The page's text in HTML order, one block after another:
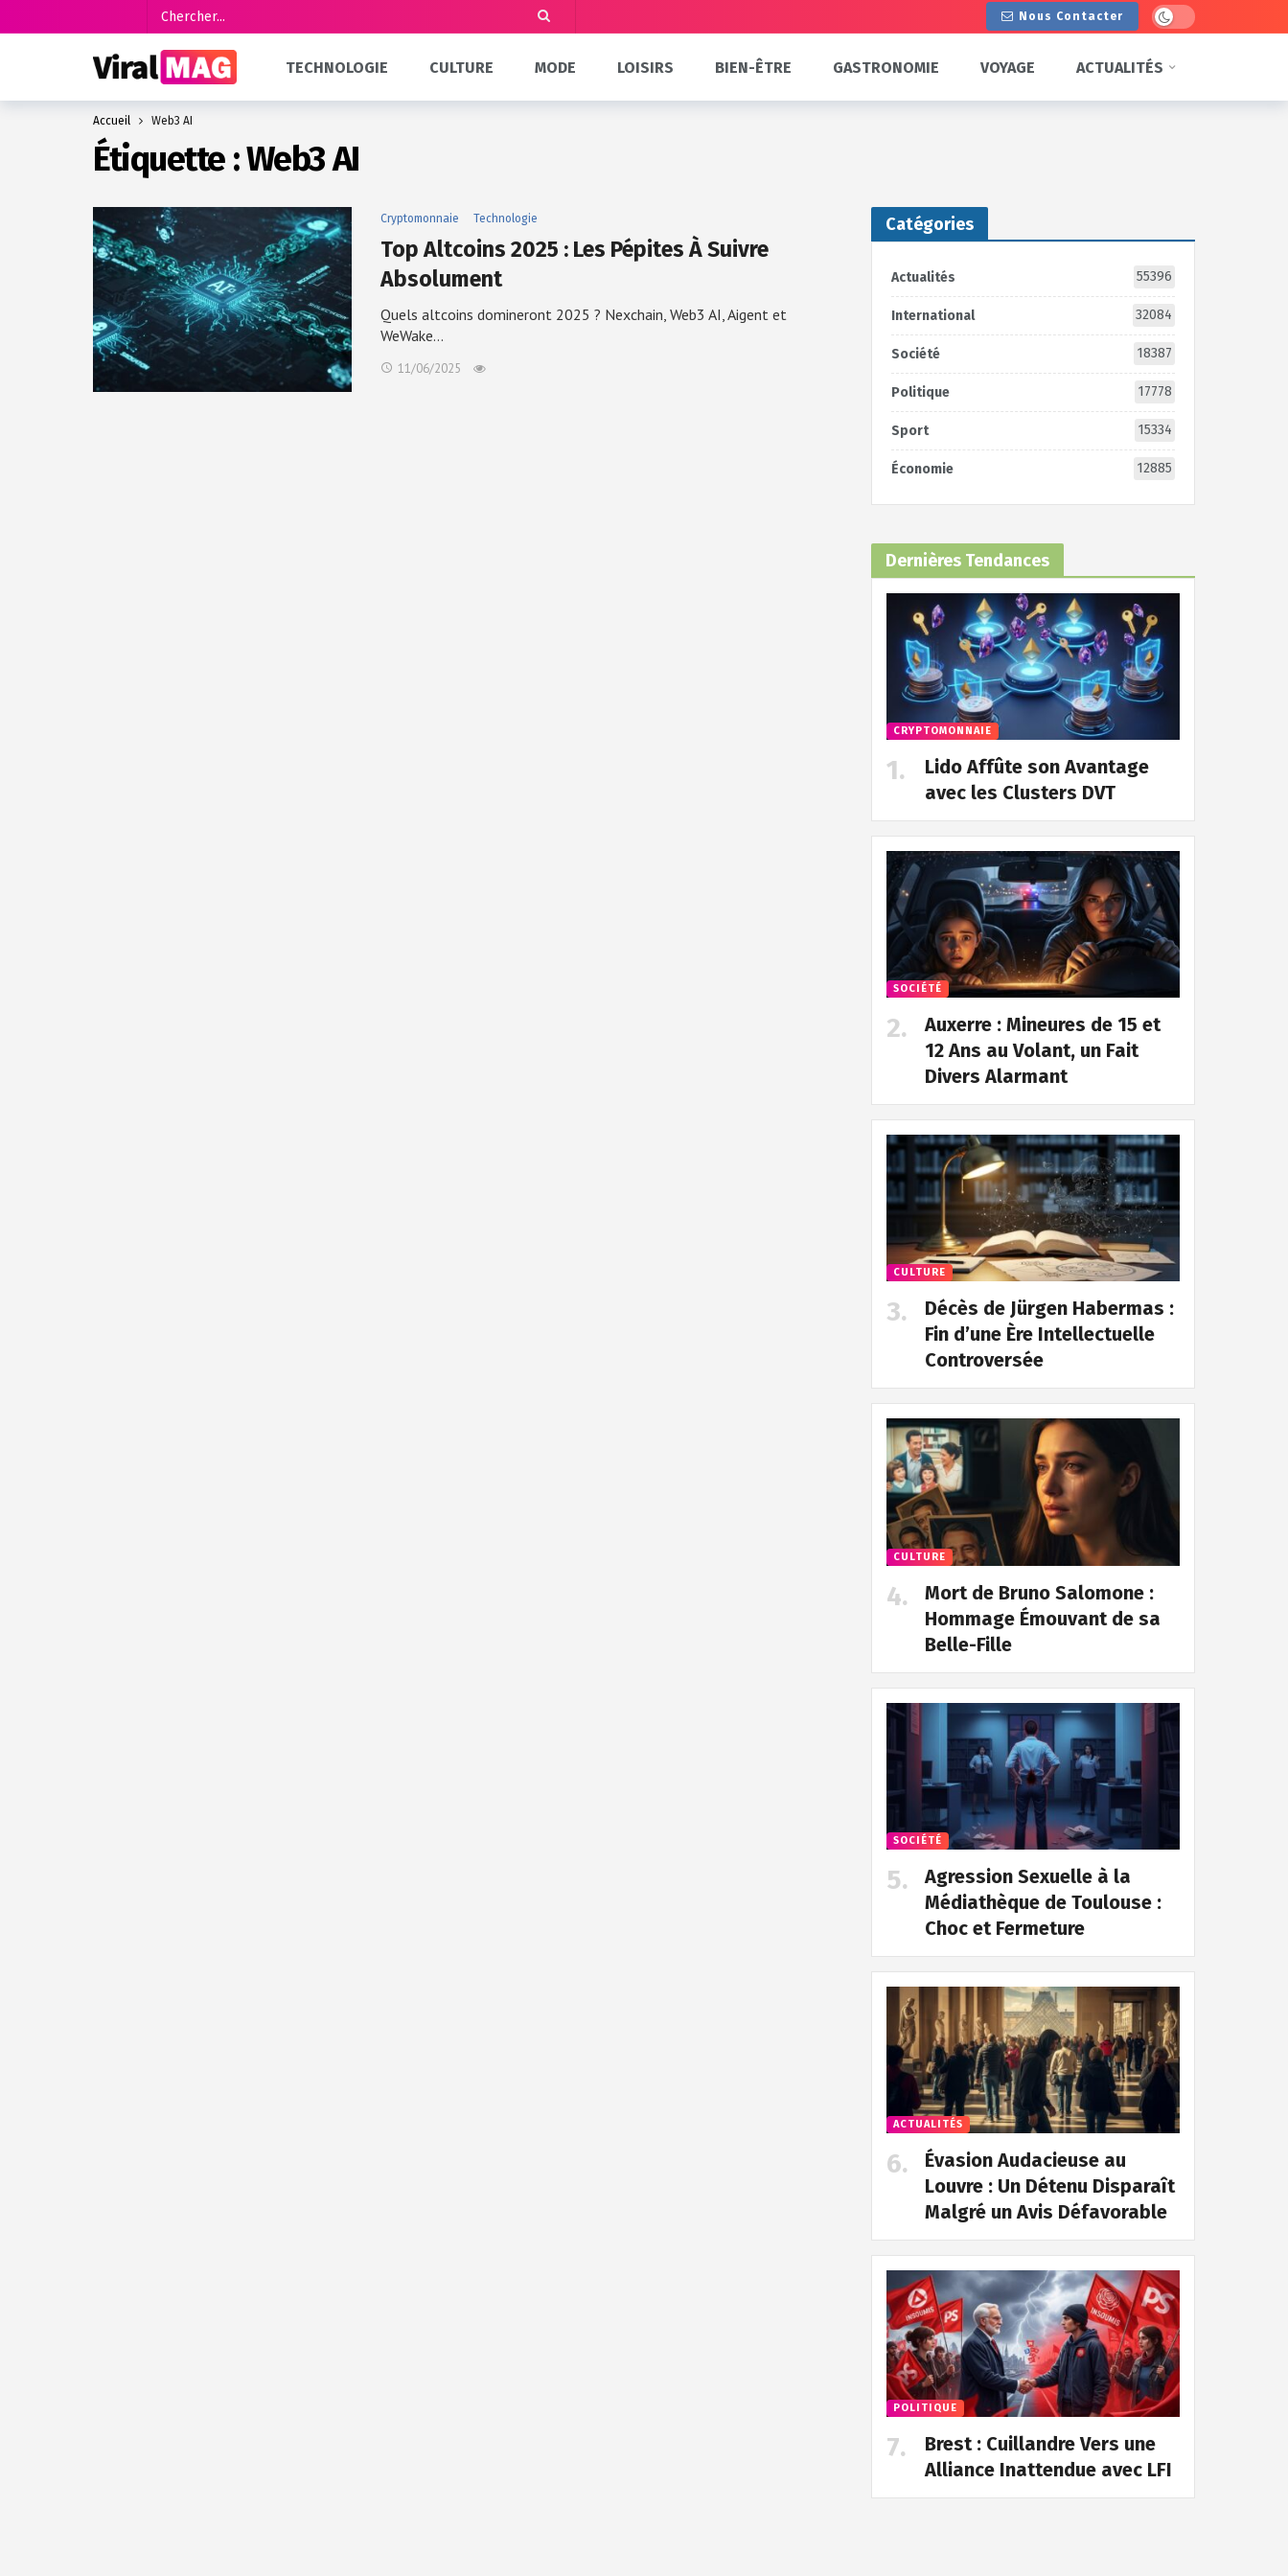
Nous Contacter Dark mode
TECHNOLOGIE CULTURE MODE LOISIRS BIEN-ÊTRE GASTRONOMIE VOYAGE ACTUALITÉS
Accueil Web3 AI
Étiquette :Web3 AI
Cryptomonnaie Technologie
Top Altcoins 2025 : Les Pépites À Suivre
Absolument
Quels altcoins domineront 2025 ? Nexchain, Web3 AI, Aigent et
WeWake…
11/06/2025
Catégories
Actualités 55396
International 32084
Société 18387
Politique 17778
Sport 15334
Économie 12885
Dernières Tendances
CRYPTOMONNAIE
Lido Affûte son Avantage
avec les Clusters DVT
SOCIÉTÉ
Auxerre : Mineures de 15 et
12 Ans au Volant, un Fait
Divers Alarmant
CULTURE
Décès de Jürgen Habermas :
Fin d’une Ère Intellectuelle
Controversée
CULTURE
Mort de Bruno Salomone :
Hommage Émouvant de sa
Belle-Fille
SOCIÉTÉ
Agression Sexuelle à la
Médiathèque de Toulouse :
Choc et Fermeture
ACTUALITÉS
Évasion Audacieuse au
Louvre : Un Détenu Disparaît
Malgré un Avis Défavorable
POLITIQUE
Brest : Cuillandre Vers une
Alliance Inattendue avec LFI